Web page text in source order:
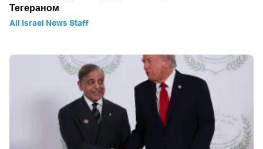
Тегераном
All Israel News Staff